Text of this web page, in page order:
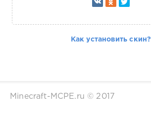
Как установить скин?
Minecraft-MCPE.ru © 2017